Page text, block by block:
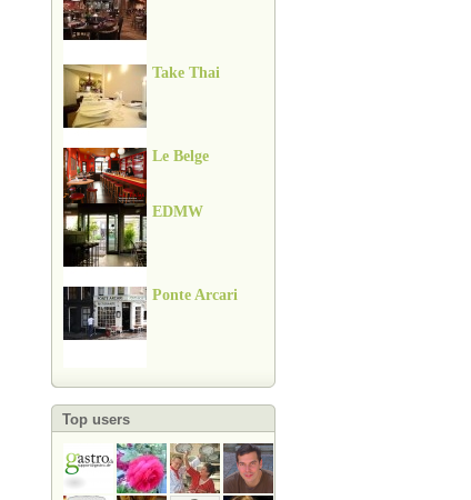
Take Thai
Le Belge
EDMW
Ponte Arcari
Top users